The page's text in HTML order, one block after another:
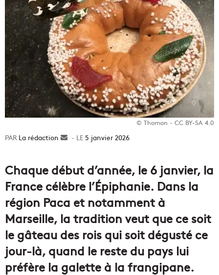
© Thomon - CC BY-SA 4.0
La rédaction
Envoyer5 janvier 2026
Chaque début d’année, le 6 janvier, la
France célèbre l’Épiphanie. Dans la
région Paca et notamment à
Marseille, la tradition veut que ce soit
le gâteau des rois qui soit dégusté ce
jour-là, quand le reste du pays lui
préfère la galette à la frangipane.